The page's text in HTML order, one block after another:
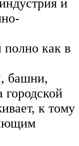
и
полно как в
башни,
к тому